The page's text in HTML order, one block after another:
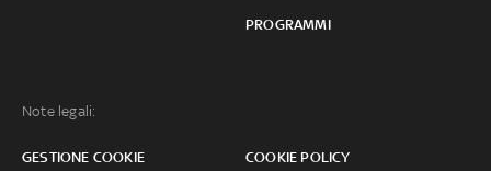
PROGRAMMI
Note legali:
GESTIONE COOKIE COOKIE POLICY